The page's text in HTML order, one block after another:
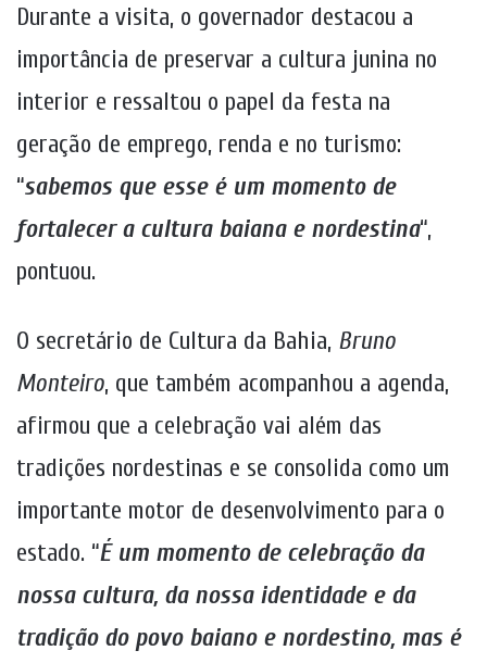
Durante a visita, o governador destacou a
importância de preservar a cultura junina no
interior e ressaltou o papel da festa na
geração de emprego, renda e no turismo:
“sabemos que esse é um momento de
fortalecer a cultura baiana e nordestina“,
pontuou.
O secretário de Cultura da Bahia, Bruno
Monteiro, que também acompanhou a agenda,
afirmou que a celebração vai além das
tradições nordestinas e se consolida como um
importante motor de desenvolvimento para o
estado. “É um momento de celebração da
nossa cultura, da nossa identidade e da
tradição do povo baiano e nordestino, mas é